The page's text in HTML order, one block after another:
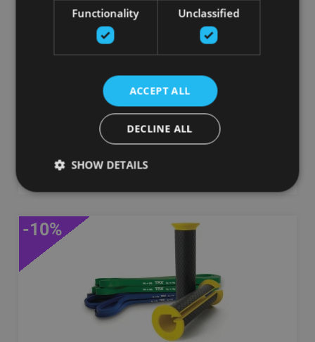
TRX PRO 4 PIEKARES SISTĒMAS KOMPLEKTS
CAMO KRĀSĀ
€
-10%
Functionality Unclassified
ACCEPT ALL
DECLINE ALL
SHOW DETAILS